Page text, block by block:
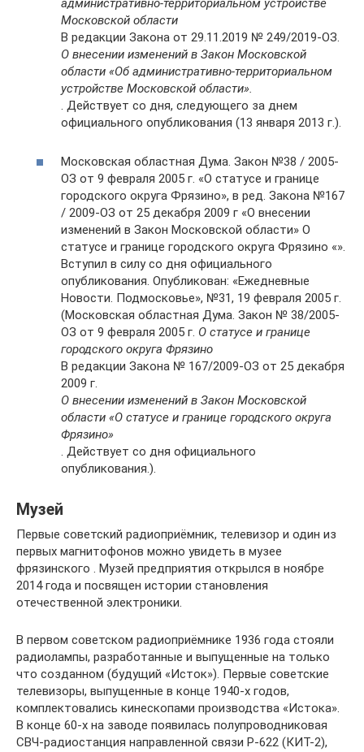
Московской области
В редакции Закона от 29.11.2019 № 249/2019-ОЗ.
О внесении изменений в Закон Московской
области «Об административно-территориальном
устройстве Московской области».
. Действует со дня, следующего за днем ​​
официального опубликования (13 января 2013 г.).
Московская областная Дума. Закон №38 / 2005-
ОЗ от 9 февраля 2005 г. «О статусе и границе
городского округа Фрязино», в ред. Закона №167
/ 2009-ОЗ от 25 декабря 2009 г «О внесении
изменений в Закон Московской области» О
статусе и границе городского округа Фрязино «».
Вступил в силу со дня официального
опубликования. Опубликован: «Ежедневные
Новости. Подмосковье», №31, 19 февраля 2005 г.
(Московская областная Дума. Закон № 38/2005-
ОЗ от 9 февраля 2005 г. О статусе и границе
городского округа Фрязино
В редакции Закона № 167/2009-ОЗ от 25 декабря
2009 г.
О внесении изменений в Закон Московской
области «О статусе и границе городского округа
Фрязино»
. Действует со дня официального
опубликования.).
Музей
Первые советский радиоприёмник, телевизор и один из
первых магнитофонов можно увидеть в музее
фрязинского . Музей предприятия открылся в ноябре
2014 года и посвящен истории становления
отечественной электроники.
В первом советском радиоприёмнике 1936 года стояли
радиолампы, разработанные и выпущенные на только
что созданном (будущий «Исток»). Первые советские
телевизоры, выпущенные в конце 1940-х годов,
комплектовались кинескопами производства «Истока».
В конце 60-х на заводе появилась полупроводниковая
СВЧ-радиостанция направленной связи Р-622 (КИТ-2),